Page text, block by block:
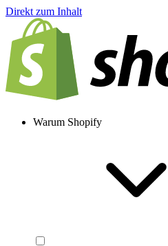
Direkt zum Inhalt
Warum Shopify